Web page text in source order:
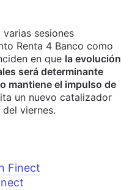
sesiones
Renta 4 Banco como
en que la evolución
será determinante
mantiene el impulso de
un nuevo catalizador
viernes.
Finect